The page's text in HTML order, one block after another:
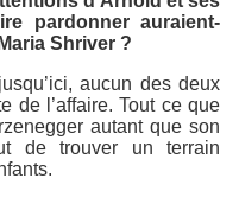
pardonner auraient-
Shriver ?
aucun des deux
de l’affaire. Tout ce que
autant que son
de trouver un terrain